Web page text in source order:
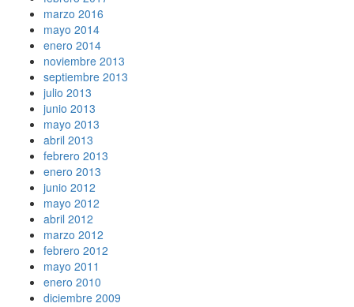
marzo 2016
mayo 2014
enero 2014
noviembre 2013
septiembre 2013
julio 2013
junio 2013
mayo 2013
abril 2013
febrero 2013
enero 2013
junio 2012
mayo 2012
abril 2012
marzo 2012
febrero 2012
mayo 2011
enero 2010
diciembre 2009